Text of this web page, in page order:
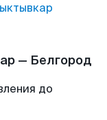
— Белгород
до